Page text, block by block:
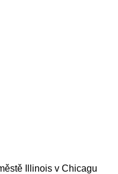
Illinois v Chicagu